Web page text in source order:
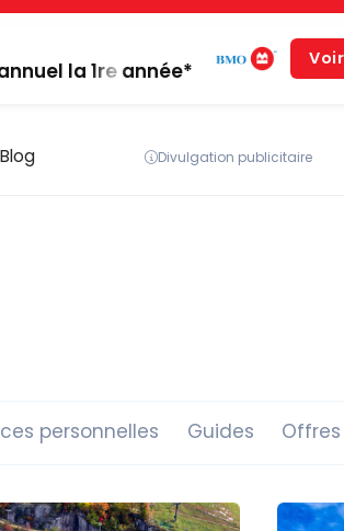
la 1re année*
Blog Divulgation publicitaire
personnelles Guides Offres